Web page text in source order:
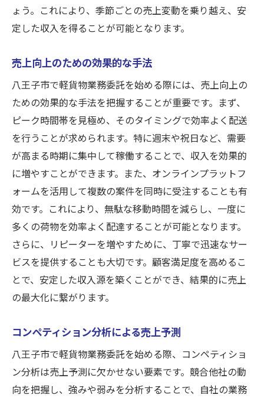
委託料の変動要因について
季節や需要による変動
個別案件ごとの料金変動
経済状況が委託料に与える影響
長期的な料金安定化のための方法
ロイヤリティを節約する方法: 八王子市での軽貨
物業務委託の成功の鍵
ロイヤリティ率引き下げの交渉術
ロイヤリティを回避できる契約形態
低ロイヤリティ企業の探し方
ロイヤリティに代わる収益確保方法
ロイヤリティ削減によるビジネス拡大
ロイヤリティ費用の詳細な理解
事務手数料を最小限に抑える方法: 八王子市での
軽貨物業務委託のポイント
事務手数料の交渉ポイント
事務手数料無料の企業の見つけ方
無駄な事務手数料を避ける方法
事務手数料の透明性の確認方法
ょう。これにより、季節ごとの売上変動を乗り越え、安
定した収入を得ることが可能となります。
売上向上のための効果的な手法
八王子市で軽貨物業務委託を始める際には、売上向上の
ための効果的な手法を把握することが重要です。まず、
ピーク時間帯を見極め、そのタイミングで効率よく配送
を行うことが求められます。特に週末や祝日など、需要
が高まる時期に集中して稼働することで、収入を効果的
に増やすことができます。また、オンラインプラットフ
ォームを活用して複数の案件を同時に受注することも有
効です。これにより、無駄な移動時間を減らし、一度に
多くの荷物を効率よく配達することが可能となります。
さらに、リピーターを増やすために、丁寧で迅速なサー
ビスを提供することも大切です。顧客満足度を高めるこ
とで、安定した収入源を築くことができ、結果的に売上
の最大化に繋がります。
コンペティション分析による売上予測
八王子市で軽貨物業務委託を始める際、コンペティショ
ン分析は売上予測に欠かせない要素です。競合他社の動
向を把握し、強みや弱みを分析することで、自社の業務